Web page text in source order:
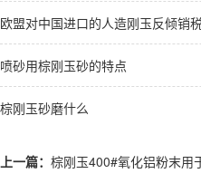
欧盟对中国进口的人造刚玉反倾销
喷砂用棕刚玉砂的特点
棕刚玉砂磨什么
上一篇： 棕刚玉400#氧化铝粉末用